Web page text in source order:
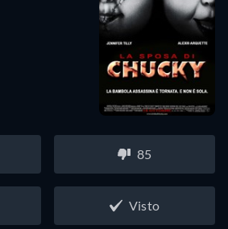
85
Visto